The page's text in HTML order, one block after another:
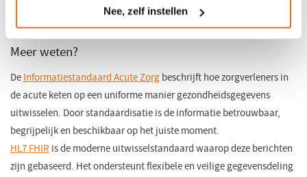
Nee, zelf instellen
Beter voorbereid zijn = betere zorg voor de patiënt.
Meer weten?
De Informatiestandaard Acute Zorgbeschrijft hoe zorgverleners in
de acute keten op een uniforme manier gezondheidsgegevens
uitwisselen. Door standaardisatie is de informatie betrouwbaar,
begrijpelijk en beschikbaar op het juiste moment.
HL7 FHIR is de moderne uitwisselstandaard waarop deze berichten
zijn gebaseerd. Het ondersteunt flexibele en veilige gegevensdeling